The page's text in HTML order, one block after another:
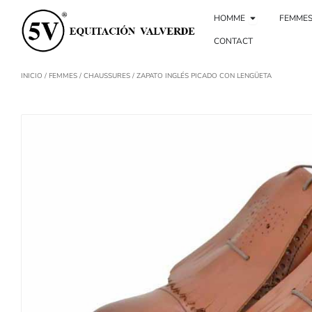
contenu
HOMME OuvrirFEMMES
CONTACT
INICIO / FEMMES / CHAUSSURES / ZAPATO INGLÉS PICADO CON LENGÜETA